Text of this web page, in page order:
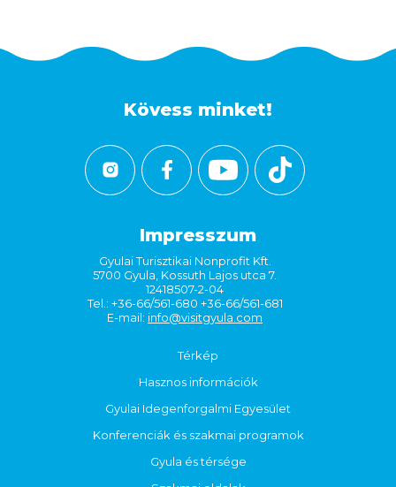
Kövess minket!
Impresszum
Gyulai Turisztikai Nonprofit Kft.
5700 Gyula, Kossuth Lajos utca 7.
12418507-2-04
Tel.: +36-66/561-680 +36-66/561-681
E-mail: info@visitgyula.com
Térkép
Hasznos információk
Gyulai Idegenforgalmi Egyesület
Konferenciák és szakmai programok
Gyula és térsége